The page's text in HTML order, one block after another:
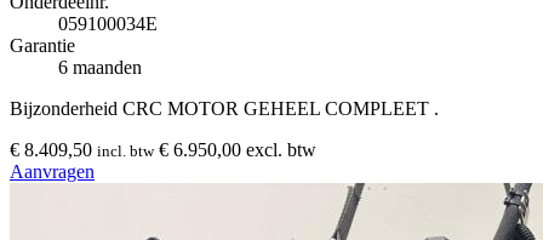
059100034E
Garantie
6 maanden
Bijzonderheid CRC MOTOR GEHEEL COMPLEET .
€ 8.409,50 incl. btw € 6.950,00 excl. btw
Aanvragen